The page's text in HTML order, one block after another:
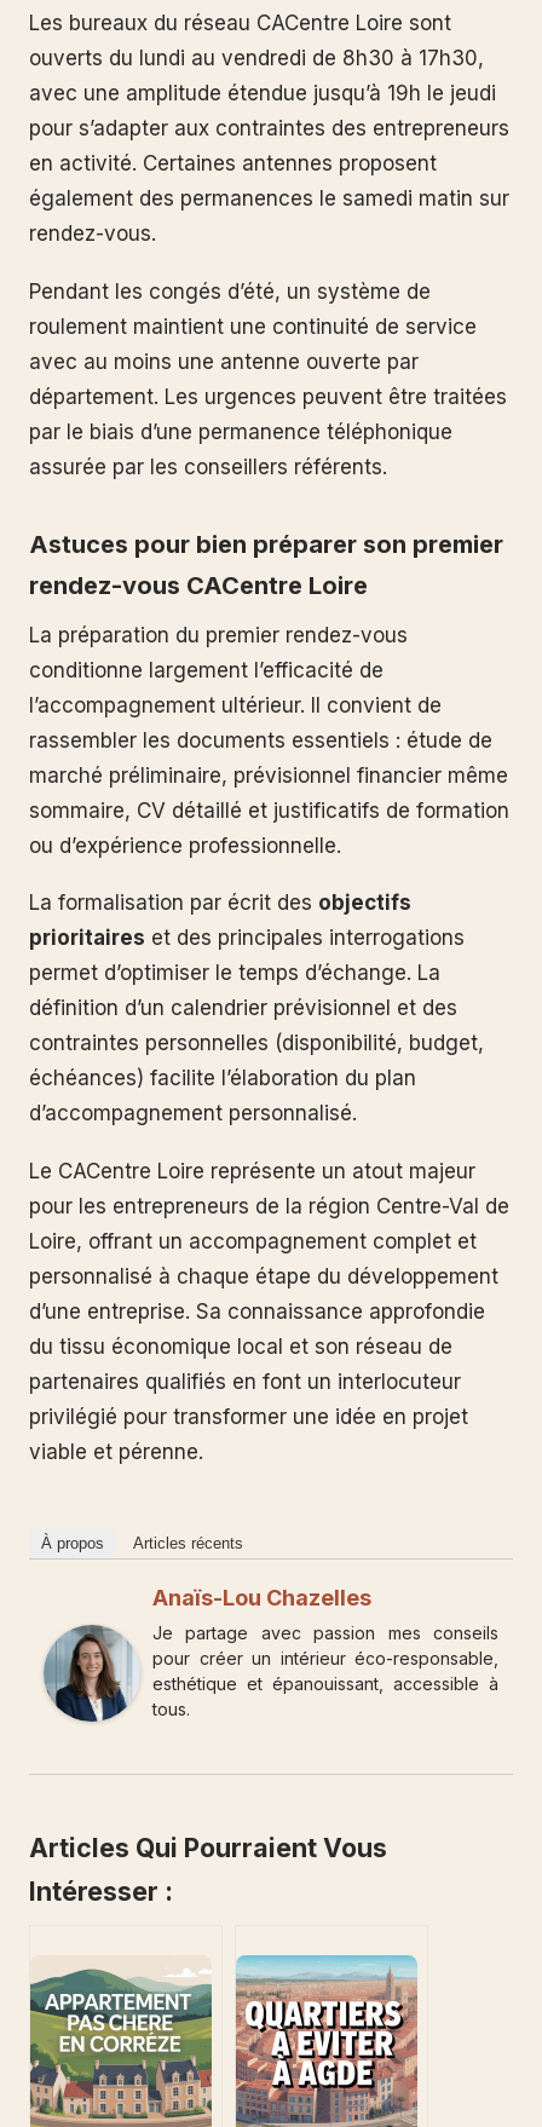
Les bureaux du réseau CACentre Loire sont
ouverts du lundi au vendredi de 8h30 à 17h30,
avec une amplitude étendue jusqu’à 19h le jeudi
pour s’adapter aux contraintes des entrepreneurs
en activité. Certaines antennes proposent
également des permanences le samedi matin sur
rendez-vous.
Pendant les congés d’été, un système de
roulement maintient une continuité de service
avec au moins une antenne ouverte par
département. Les urgences peuvent être traitées
par le biais d’une permanence téléphonique
assurée par les conseillers référents.
Astuces pour bien préparer son premier
rendez-vous CACentre Loire
La préparation du premier rendez-vous
conditionne largement l’efficacité de
l’accompagnement ultérieur. Il convient de
rassembler les documents essentiels : étude de
marché préliminaire, prévisionnel financier même
sommaire, CV détaillé et justificatifs de formation
ou d’expérience professionnelle.
La formalisation par écrit des objectifs
prioritaires et des principales interrogations
permet d’optimiser le temps d’échange. La
définition d’un calendrier prévisionnel et des
contraintes personnelles (disponibilité, budget,
échéances) facilite l’élaboration du plan
d’accompagnement personnalisé.
Le CACentre Loire représente un atout majeur
pour les entrepreneurs de la région Centre-Val de
Loire, offrant un accompagnement complet et
personnalisé à chaque étape du développement
d’une entreprise. Sa connaissance approfondie
du tissu économique local et son réseau de
partenaires qualifiés en font un interlocuteur
privilégié pour transformer une idée en projet
viable et pérenne.
À propos Articles récents
Anaïs-Lou Chazelles
Je partage avec passion mes conseils
pour créer un intérieur éco-responsable,
esthétique et épanouissant, accessible à
tous.
Articles Qui Pourraient Vous
Intéresser :